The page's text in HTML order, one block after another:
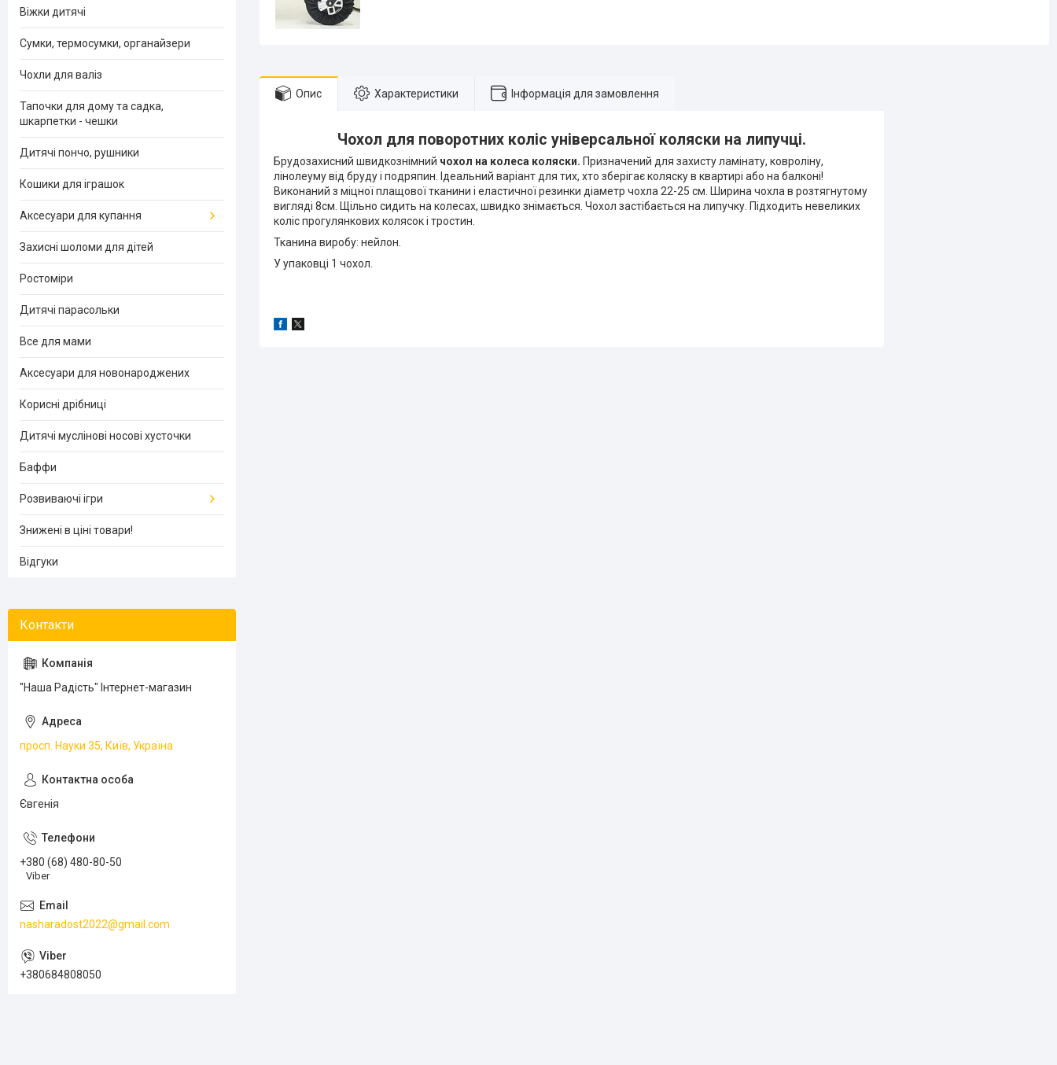
Опис Характеристики Інформація для замовлення
Чохол для поворотних коліс універсальної коляски на липучці.
Брудозахисний швидкознімний чохол на колеса коляски. Призначений для захисту ламінату, ковроліну,
лінолеуму від бруду і подряпин. Ідеальний варіант для тих, хто зберігає коляску в квартирі або на балконі!
Виконаний з міцної плащової тканини і еластичної резинки діаметр чохла 22-25 см. Ширина чохла в розтягнутому
вигляді 8см. Щільно сидить на колесах, швидко знімається. Чохол застібається на липучку. Підходить невеликих
коліс прогулянкових колясок і тростин.
Тканина виробу: нейлон.
У упаковці 1 чохол.
Віжки дитячі
Сумки, термосумки, органайзери
Чохли для валіз
Тапочки для дому та садка,
шкарпетки - чешки
Дитячі пончо, рушники
Кошики для іграшок
Аксесуари для купання
Захисні шоломи для дітей
Ростоміри
Дитячі парасольки
Все для мами
Аксесуари для новонароджених
Корисні дрібниці
Дитячі муслінові носові хусточки
Баффи
Розвиваючі ігри
Знижені в ціні товари!
Відгуки
"Наша Радість" Інтернет-магазин
просп. Науки 35, Київ, Україна
Євгенія
+380 (68) 480-80-50
Viber
nasharadost2022@gmail.com
+380684808050